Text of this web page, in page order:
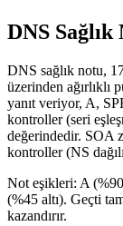
DNS Sağlık
DNS sağlık notu,
üzerinden
yanıt veriyor, A,
kontroller (seri
değerindedir. SOA
kontroller (NS
Not eşikleri: A
(%45 altı). Geçti
kazandırır.